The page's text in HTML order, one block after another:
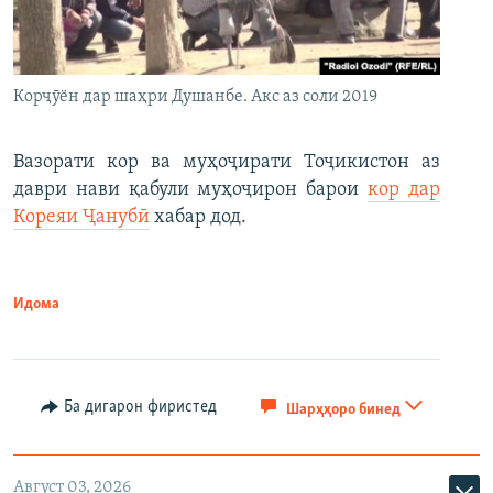
Корҷӯён дар шаҳри Душанбе. Акс аз соли 2019
Вазорати кор ва муҳоҷирати Тоҷикистон аз
даври нави қабули муҳоҷирон бароикор дар
Кореяи Ҷанубӣ хабар дод.
Идома
Ба дигарон фиристед Шарҳҳоро бинед
Август 03, 2026